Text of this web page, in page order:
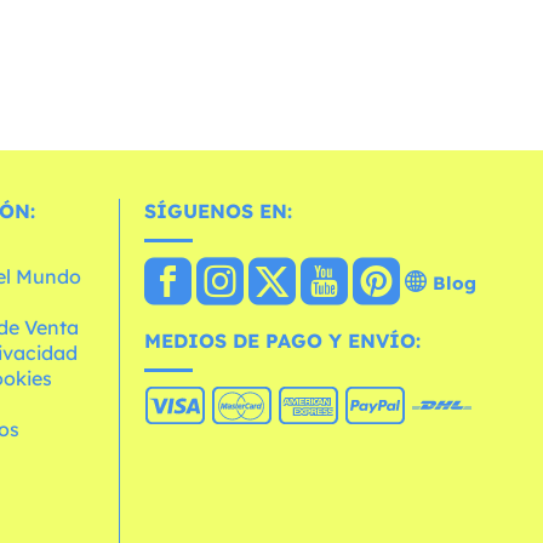
Mundo
Venta
SÍGUENOS EN:
Blog
MEDIOS DE PAGO Y ENVÍO: